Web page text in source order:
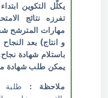
يكلّل التكوين
تفرزه نتائج
مهارات المترشح
و انتاج) بعد
باستلام شهادة
يمكن طلب شهادة
ملاحظة : طلبة